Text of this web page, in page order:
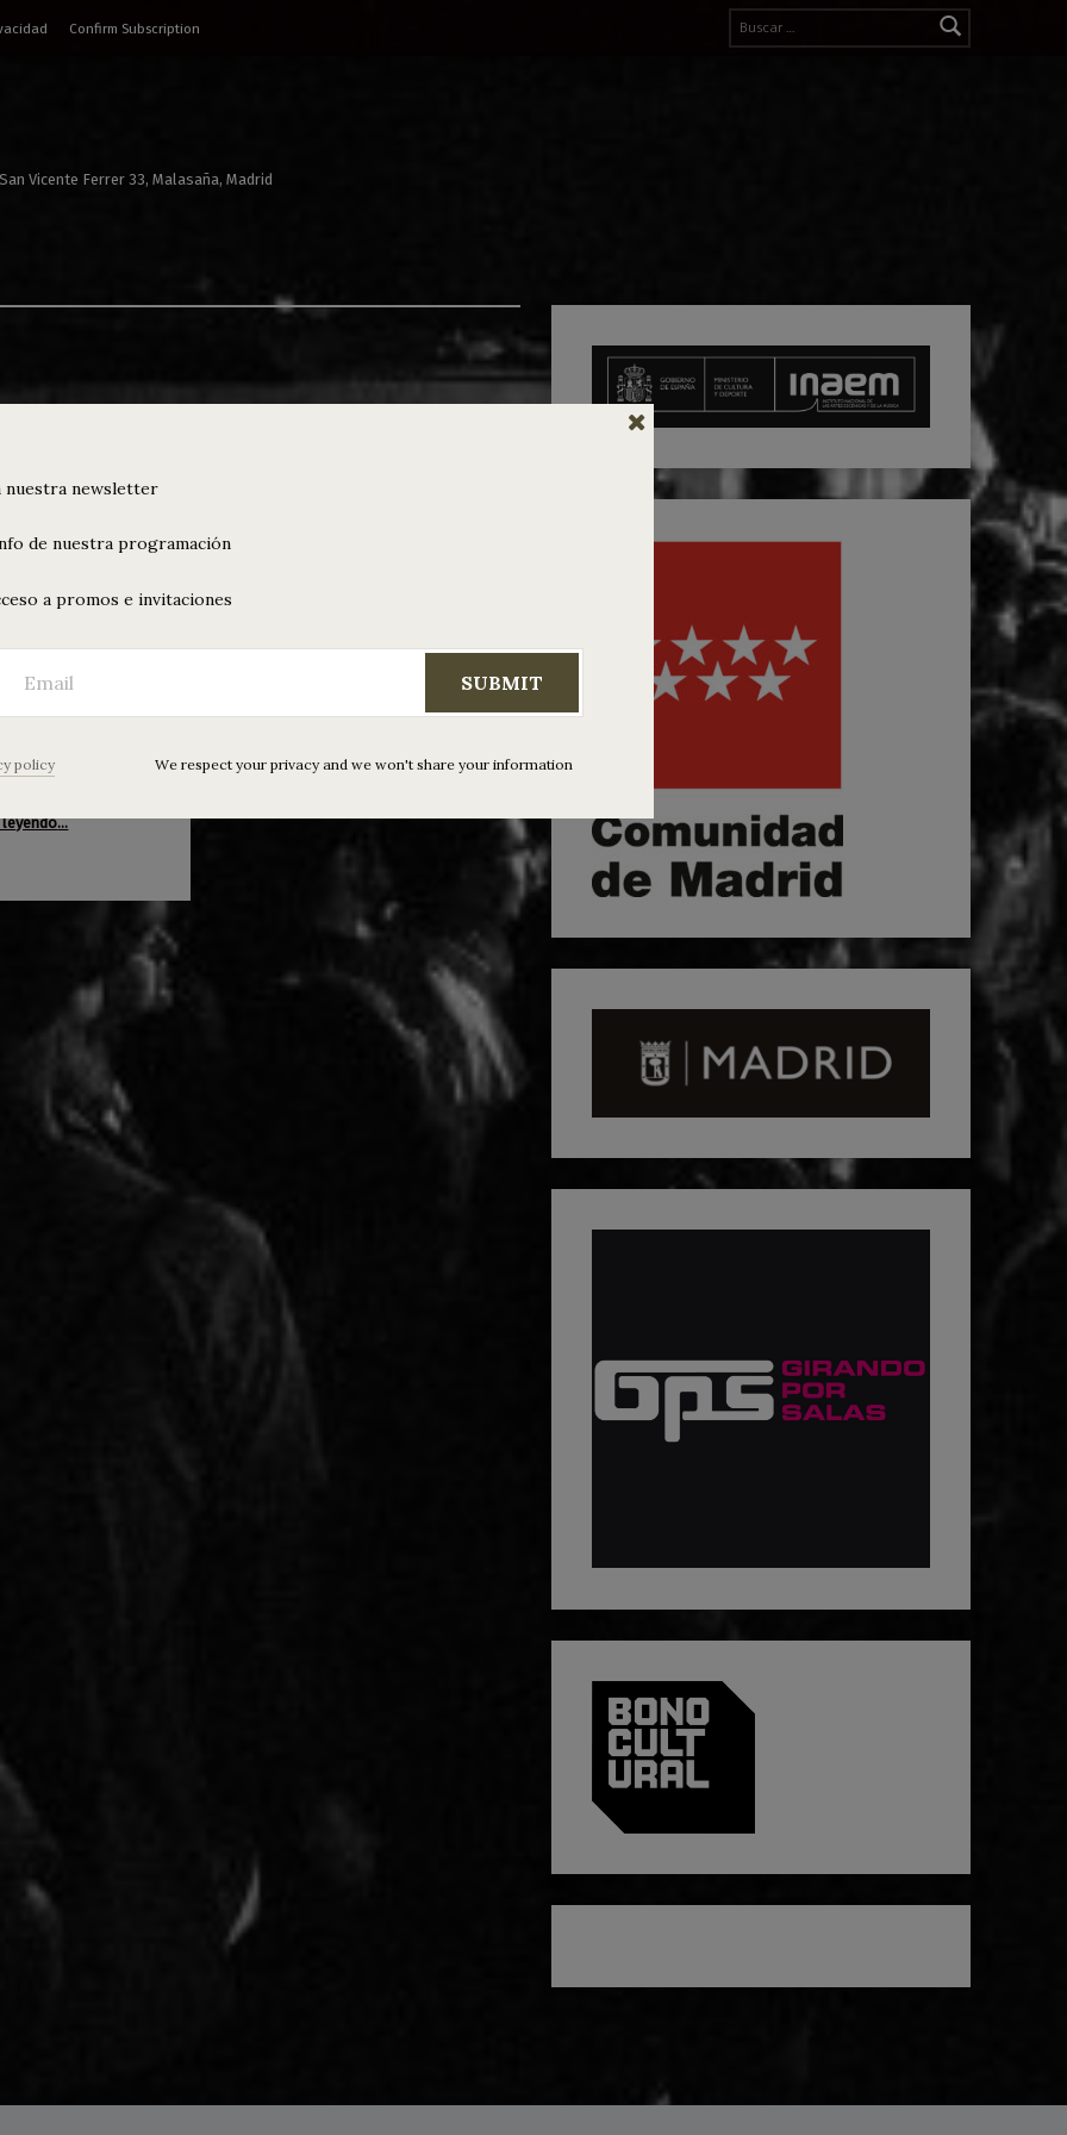
Buscar:
Confirm Subscription
Vicente Ferrer 33, Malasaña, Madrid
mejor
#2 | Sábado 9 de
00.00 a 6.00h | Say
dj…
leyendo“Aerodynamic #2: llega la mejor indietrónica”
…
nuestra newsletter
de nuestra programación
a promos e invitaciones
SUBMIT
policy We respect your privacy and we won't share your information